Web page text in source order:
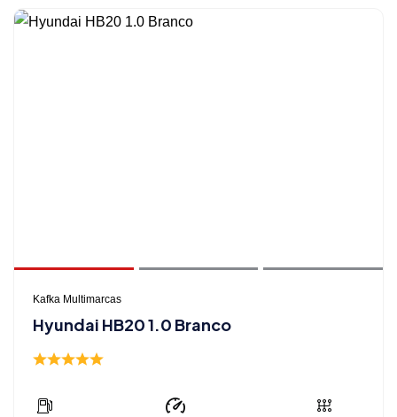
Kafka Multimarcas
Hyundai HB20 1.0 Branco